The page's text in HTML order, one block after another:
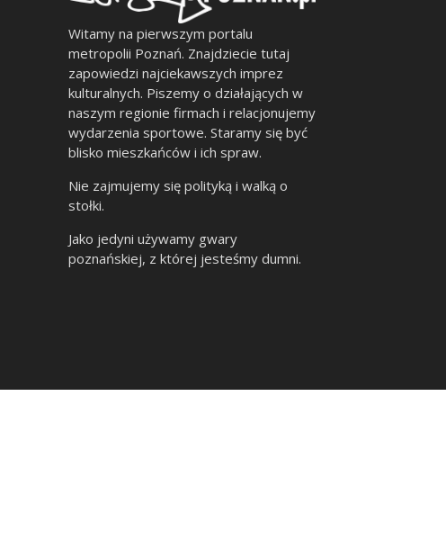
Witamy na pierwszym portalu
metropolii Poznań. Znajdziecie tutaj
zapowiedzi najciekawszych imprez
kulturalnych. Piszemy o działających w
naszym regionie firmach i relacjonujemy
wydarzenia sportowe. Staramy się być
blisko mieszkańców i ich spraw.
Nie zajmujemy się polityką i walką o
stołki.
Jako jedyni używamy gwary
poznańskiej, z której jesteśmy dumni.